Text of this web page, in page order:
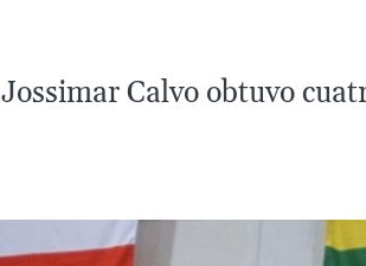
Jossimar Calvo obtuvo